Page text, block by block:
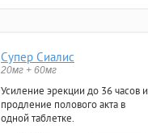
Супер Сиалис
20мг + 60мг
Усиление эрекции до 36 часов и
продление полового акта в
одной таблетке.